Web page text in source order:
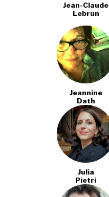
Jean-Claude
Lebrun
Jeannine
Dath
Julia
Pietri